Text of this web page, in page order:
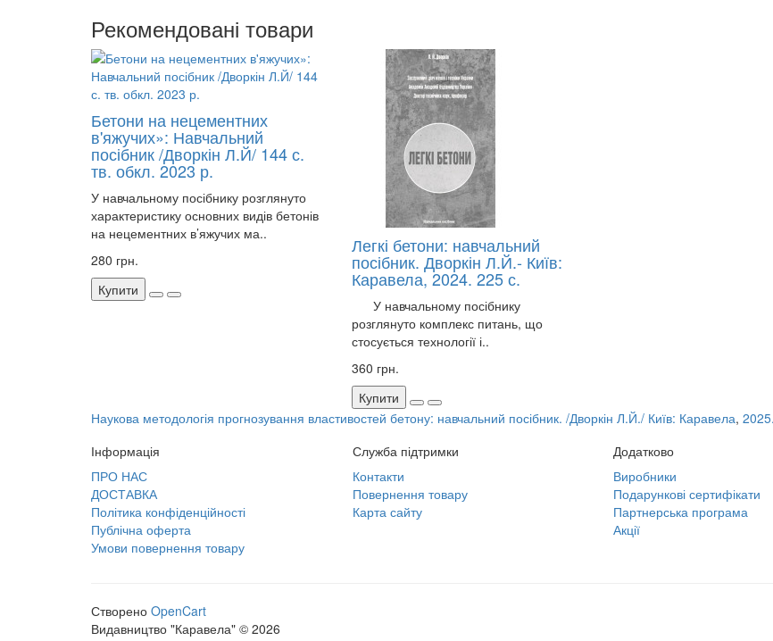
Рекомендовані товари
Бетони на нецементних
в'яжучих»: Навчальний
посібник /Дворкін Л.Й/ 144 с.
тв. обкл. 2023 р.
У навчальному посібнику розглянуто
характеристику основних видів бетонів
на нецементних в’яжучих ма..
280 грн.
Купити
Легкі бетони: навчальний
посібник. Дворкін Л.Й.- Київ:
Каравела, 2024. 225 с.
У навчальному посібнику
розглянуто комплекс питань, що
стосується технології і..
360 грн.
Купити
Наукова методологія прогнозування властивостей бетону: навчальний посібник. /Дворкін Л.Й./ Київ: Каравела,
Інформація
ПРО НАС
ДОСТАВКА
Політика конфіденційності
Публічна оферта
Умови повернення товару
Служба підтримки
Контакти
Повернення товару
Карта сайту
Додатково
Виробники
Подарункові сертифікати
Партнерська програма
Акції
Створено OpenCart
Видавництво "Каравела" © 2026